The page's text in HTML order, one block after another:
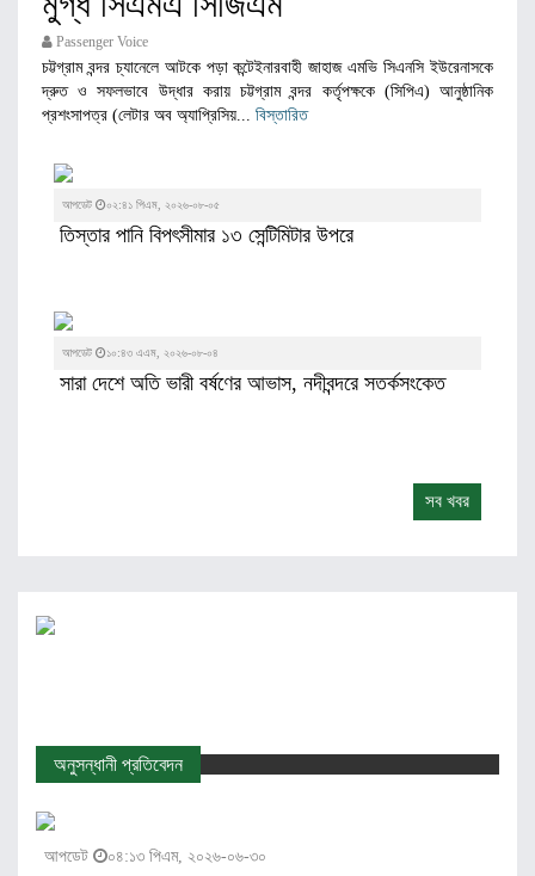
Passenger Voice
চট্টগ্রাম বন্দর চ্যানেলে আটকে পড়া কন্টেইনারবাহী জাহাজ এমভি সিএনসি ইউরেনাসকে
দ্রুত ও সফলভাবে উদ্ধার করায় চট্টগ্রাম বন্দর কর্তৃপক্ষকে (সিপিএ) আনুষ্ঠানিক
প্রশংসাপত্র (লেটার অব অ্যাপ্রিসিয়... বিস্তারিত
আপডেট ০২:৪১ পিএম, ২০২৬-০৮-০৫
তিস্তার পানি বিপৎসীমার ১৩ সেন্টিমিটার উপরে
আপডেট ১০:৪৩ এএম, ২০২৬-০৮-০৪
সারা দেশে অতি ভারী বর্ষণের আভাস, নদীবন্দরে সতর্কসংকেত
সব খবর
অনুসন্ধানী প্রতিবেদন
আপডেট ০৪:১৩ পিএম, ২০২৬-০৬-৩০